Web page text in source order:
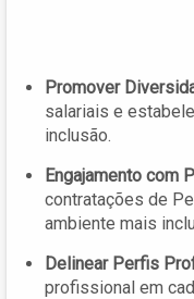
Promover
salariais e
inclusão.
Engajamento com
contratações de
ambiente mais
Delinear Perfis
profissional em